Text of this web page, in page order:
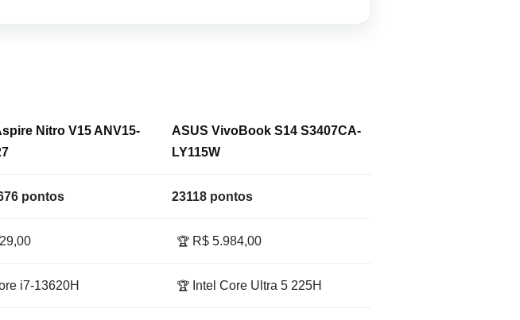
Nitro V15 ANV15-
ASUS VivoBook S14 S3407CA-
LY115W
pontos 23118 pontos
🏆R$ 5.984,00
i7-13620H 🏆Intel Core Ultra 5 225H